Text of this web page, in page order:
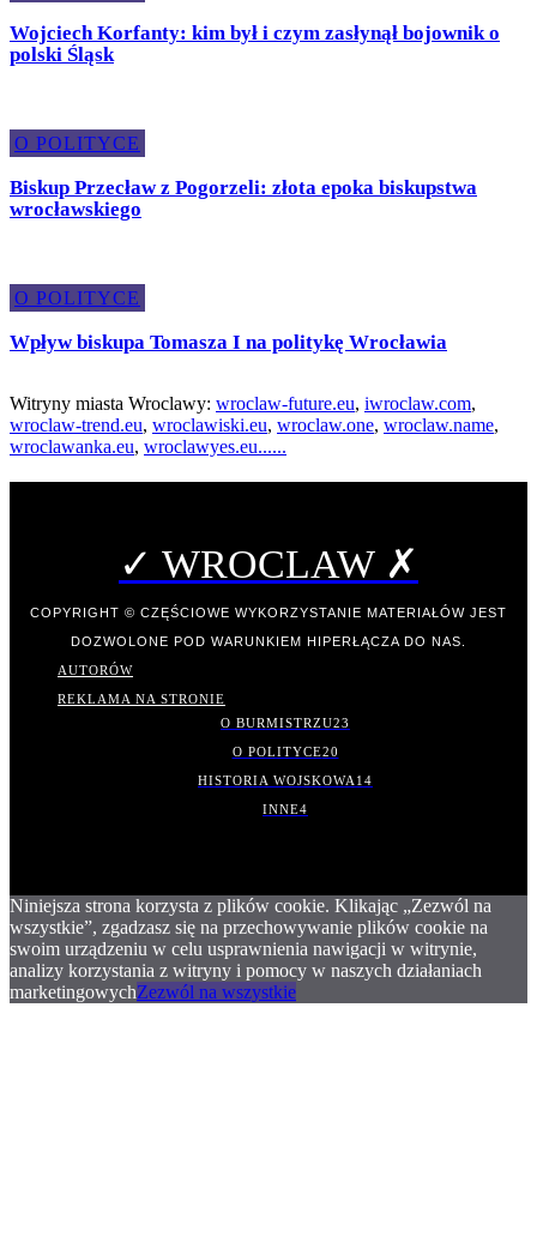
Wojciech Korfanty: kim był i czym zasłynął bojownik o
polski Śląsk
O POLITYCE
Biskup Przecław z Pogorzeli: złota epoka biskupstwa
wrocławskiego
O POLITYCE
Wpływ biskupa Tomasza I na politykę Wrocławia
Witryny miasta Wroclawy: wroclaw-future.eu, iwroclaw.com,
wroclaw-trend.eu, wroclawiski.eu, wroclaw.one, wroclaw.name,
wroclawanka.eu, wroclawyes.eu......
✓ WROCLAW ✗
COPYRIGHT © CZĘŚCIOWE WYKORZYSTANIE MATERIAŁÓW JEST
DOZWOLONE POD WARUNKIEM HIPERŁĄCZA DO NAS.
AUTORÓW
REKLAMA NA STRONIE
O BURMISTRZU23
O POLITYCE20
HISTORIA WOJSKOWA 14
INNE4
Niniejsza strona korzysta z plików cookie. Klikając „Zezwól na
wszystkie”, zgadzasz się na przechowywanie plików cookie na
swoim urządzeniu w celu usprawnienia nawigacji w witrynie,
analizy korzystania z witryny i pomocy w naszych działaniach
marketingowychZezwól na wszystkie